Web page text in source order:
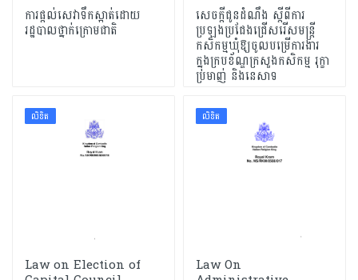
ការផ្តល់សេវាទឹកស្អាត់ដោយ
រដ្ឋបាលថ្នាក់ក្រោមជាតិ
សេចក្តីជូនដំណឹង ស្តីពីការ
ប្រឡងប្រជែងជ្រើសរើសមន្ត្រី
កសិកម្មឃុំឱ្យចូលបម្រើការងារ
ក្នុងក្របខ័ណ្ឌក្រសួងកសិកម្ម រុក្ខា
ប្រមាញ់ និងនេសាទ
លិខិត
Law on Election of
លិខិត
Law On